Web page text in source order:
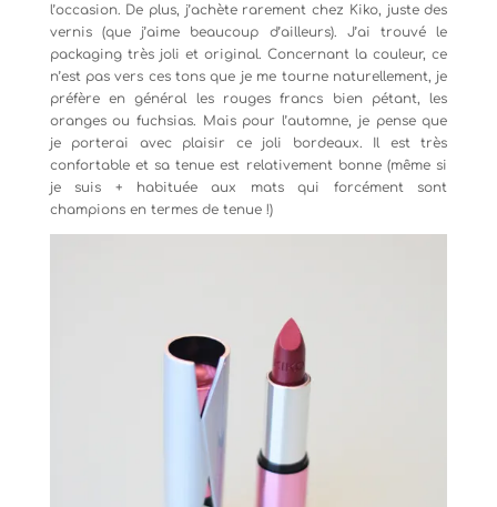
l’occasion. De plus, j’achète rarement chez Kiko, juste des
vernis (que j’aime beaucoup d’ailleurs). J’ai trouvé le
packaging très joli et original. Concernant la couleur, ce
n’est pas vers ces tons que je me tourne naturellement, je
préfère en général les rouges francs bien pétant, les
oranges ou fuchsias. Mais pour l’automne, je pense que
je porterai avec plaisir ce joli bordeaux. Il est très
confortable et sa tenue est relativement bonne (même si
je suis + habituée aux mats qui forcément sont
champions en termes de tenue !)